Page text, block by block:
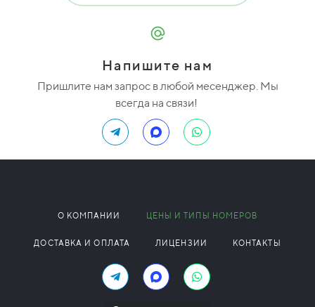
Напишите нам
Пришлите нам запрос в любой месенджер. Мы
всегда на связи!
О КОМПАНИИ ЦЕНЫ И ТИПЫ НОМЕРОВ
ДОСТАВКА И ОПЛАТА ЛИЦЕНЗИИ КОНТАКТЫ